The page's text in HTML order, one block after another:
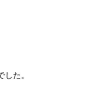
た。